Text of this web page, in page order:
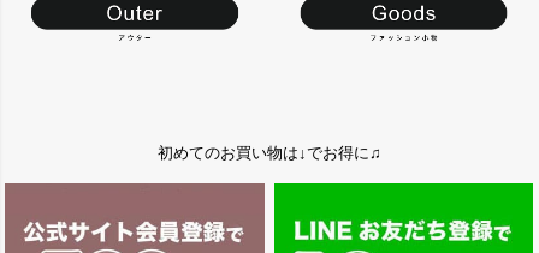
初めてのお買い物は↓でお得に♫